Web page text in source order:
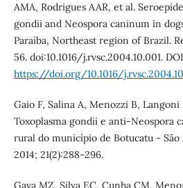
AMA, Rodrigues AAR, et al.
gondii and Neospora caninum in
Paraíba, Northeast region of Brazil.
56. doi:10.1016/j.rvsc.2004.10.001.
https://doi.org/10.1016/
Gaio F, Salina A, Menozzi B,
Toxoplasma gondii e anti-Neospora
rural do município de Botucatu - São
2014; 21(2):288-296.